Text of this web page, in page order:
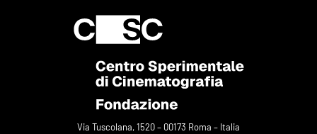
Via Tuscolana, 1520 – 00173 Roma – Italia